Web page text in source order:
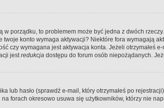
porządku, to problemem może być jedna z dwóch
konto wymaga aktywacji? Niektóre fora wymagają
czy wymagana jest aktywacja konta. Jeżeli otrzymałeś
jestredukcja dostępu do forum osób niepożądanych.
lub hasło (sprawdź e-mail, który otrzymałeś po
forach okresowo usuwa się użytkowników, którzy nie